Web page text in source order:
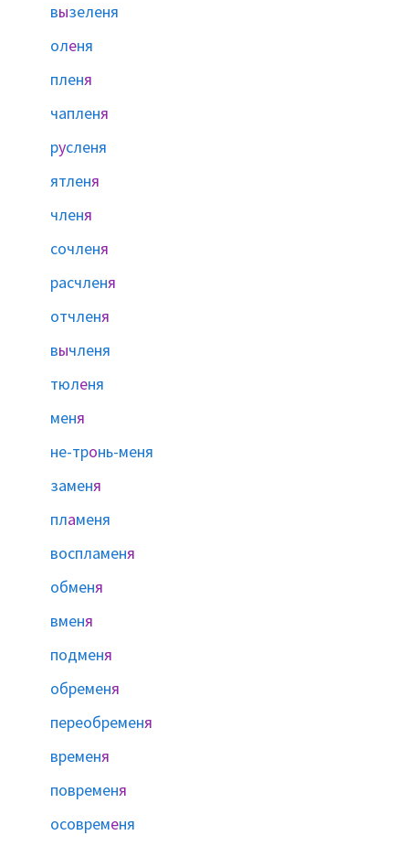
вызеленя
оленя
пленя
чапленя
русленя
ятленя
членя
сочленя
расчленя
отчленя
вычленя
тюленя
меня
не-тронь-меня
заменя
пламеня
воспламеня
обменя
вменя
подменя
обременя
переобременя
временя
повременя
осовременя